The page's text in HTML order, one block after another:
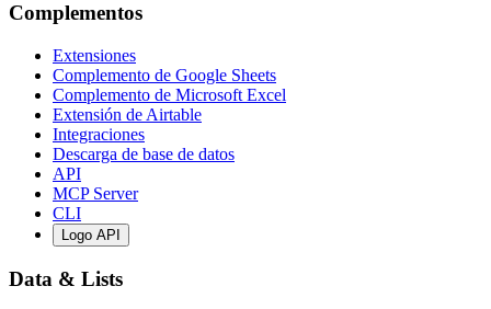
Complementos
Extensiones
Complemento de Google Sheets
Complemento de Microsoft Excel
Extensión de Airtable
Integraciones
Descarga de base de datos
API
MCP Server
CLI
Logo API
Data & Lists